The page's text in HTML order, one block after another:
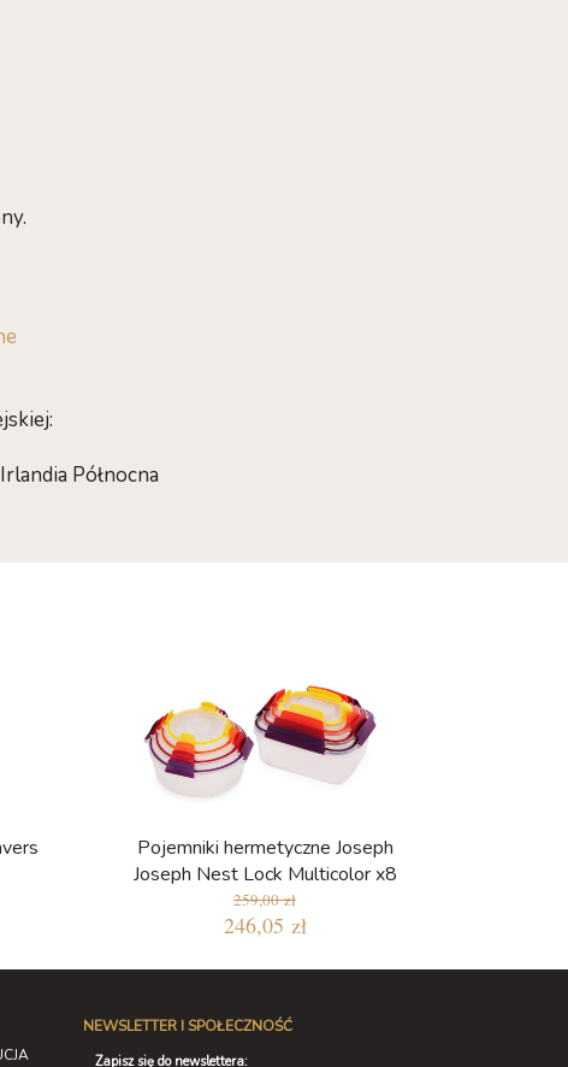
Północna
Pojemniki hermetyczne Joseph
Joseph Nest Lock Multicolor x8
259,00 zł
246,05 zł
NEWSLETTER I SPOŁECZNOŚĆ
Zapisz się do newslettera: